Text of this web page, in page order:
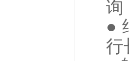
询
●
行